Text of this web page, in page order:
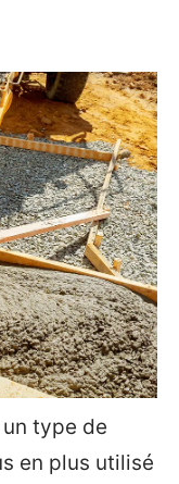
type de
en plus utilisé